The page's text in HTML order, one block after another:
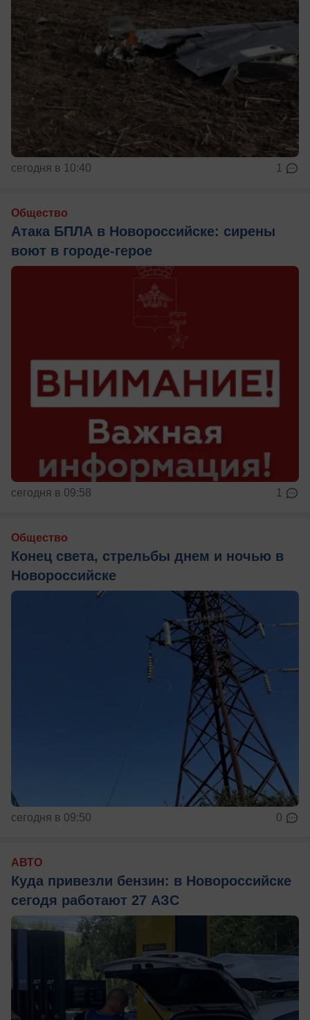
сегодня в 10:40 1
Общество
Атака БПЛА в Новороссийске: сирены
воют в городе-герое
сегодня в 09:58 1
Общество
Конец света, стрельбы днем и ночью в
Новороссийске
сегодня в 09:50 0
АВТО
Куда привезли бензин: в Новороссийске
сегодя работают 27 АЗС